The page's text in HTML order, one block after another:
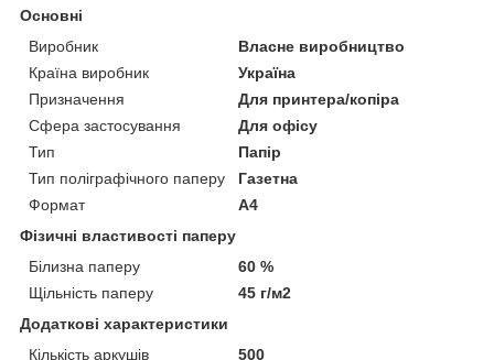
Основні
Виробник
Власне виробництво
Країна виробник
Україна
Призначення
Для принтера/копіра
Сфера застосування
Для офісу
Тип
Папір
Тип поліграфічного паперу
Газетна
Формат
A4
Фізичні властивості паперу
Білизна паперу
60 %
Щільність паперу
45 г/м2
Додаткові характеристики
Кількість аркушів
500